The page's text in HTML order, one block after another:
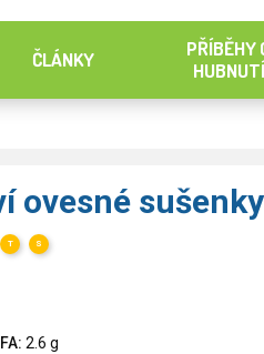
ČLÁNKY
PŘÍBĚHY
HUBNUTÍ
ovesné sušenky
T S
2.6 g